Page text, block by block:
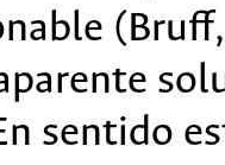
sentido